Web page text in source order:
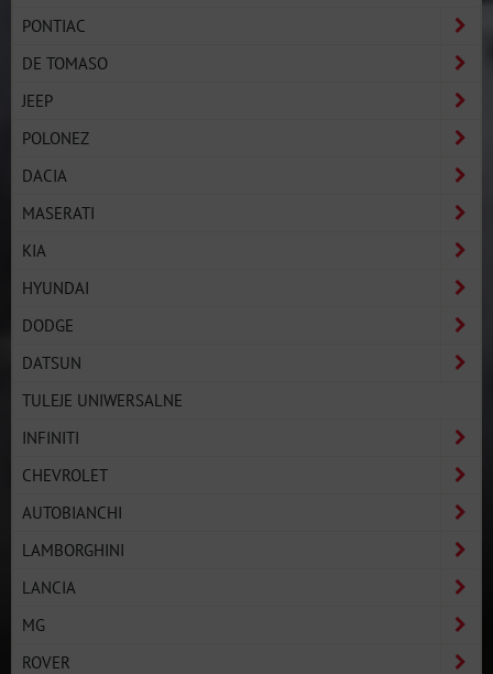
PONTIAC
DE TOMASO
JEEP
POLONEZ
DACIA
MASERATI
KIA
HYUNDAI
DODGE
DATSUN
TULEJE UNIWERSALNE
INFINITI
CHEVROLET
AUTOBIANCHI
LAMBORGHINI
LANCIA
MG
ROVER